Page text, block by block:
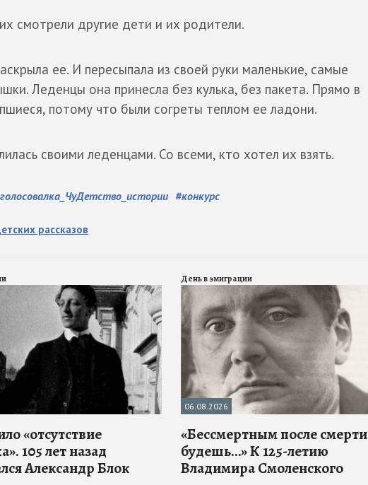
смотрели другие дети и их родители.
ее. И пересыпала из своей руки маленькие, самые
Леденцы она принесла без кулька, без пакета. Прямо в
потому что были согреты теплом ее ладони.
своими леденцами. Со всеми, кто хотел их взять.
голосовалка_ЧуДетство_истории #конкурс
рассказов
«отсутствие
105 лет назад
Александр Блок
День в эмиграции
06.08.2026
«Бессмертным после смерти
будешь…» К 125-летию
Владимира Смоленского